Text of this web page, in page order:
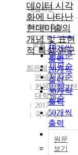
정확도
순
인기도
순
연도순
제목순
저자순
발행기
관순
내림차순
내림차
10개씩 출력
10개씩
출력
20개씩
출력
30개씩
출력
50개씩
출력
100개씩
출력
조회
데이터 시각
화에 나타난
현대미술의
개념 및 표현
적 특성 연구
최은제
연세대학교
커뮤니케이션
대학원
2017
국내석사
원문
보기